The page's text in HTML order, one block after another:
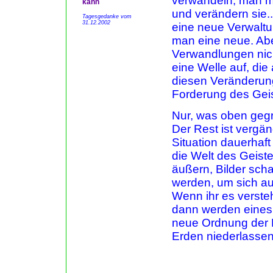
kann
Tagesgedanke vom
31.12.2002
und verändern
eine neue
man eine neue.
Verwandlungen
eine Welle auf, die
diesen
Forderung des
Nur, was oben
Der Rest ist
Situation
die Welt des
äußern, Bilder
werden, um sich
Wenn ihr es
dann werden
neue Ordnung der
Erden